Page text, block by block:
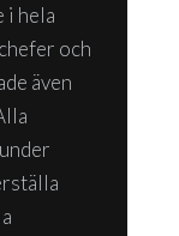
i hela
och
även